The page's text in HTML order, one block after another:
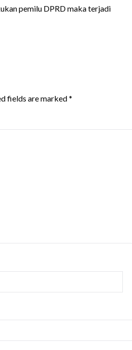
pemilu DPRD maka terjadi
fields are marked*